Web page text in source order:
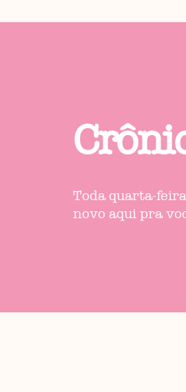
Toda quarta-
novo aqui pra